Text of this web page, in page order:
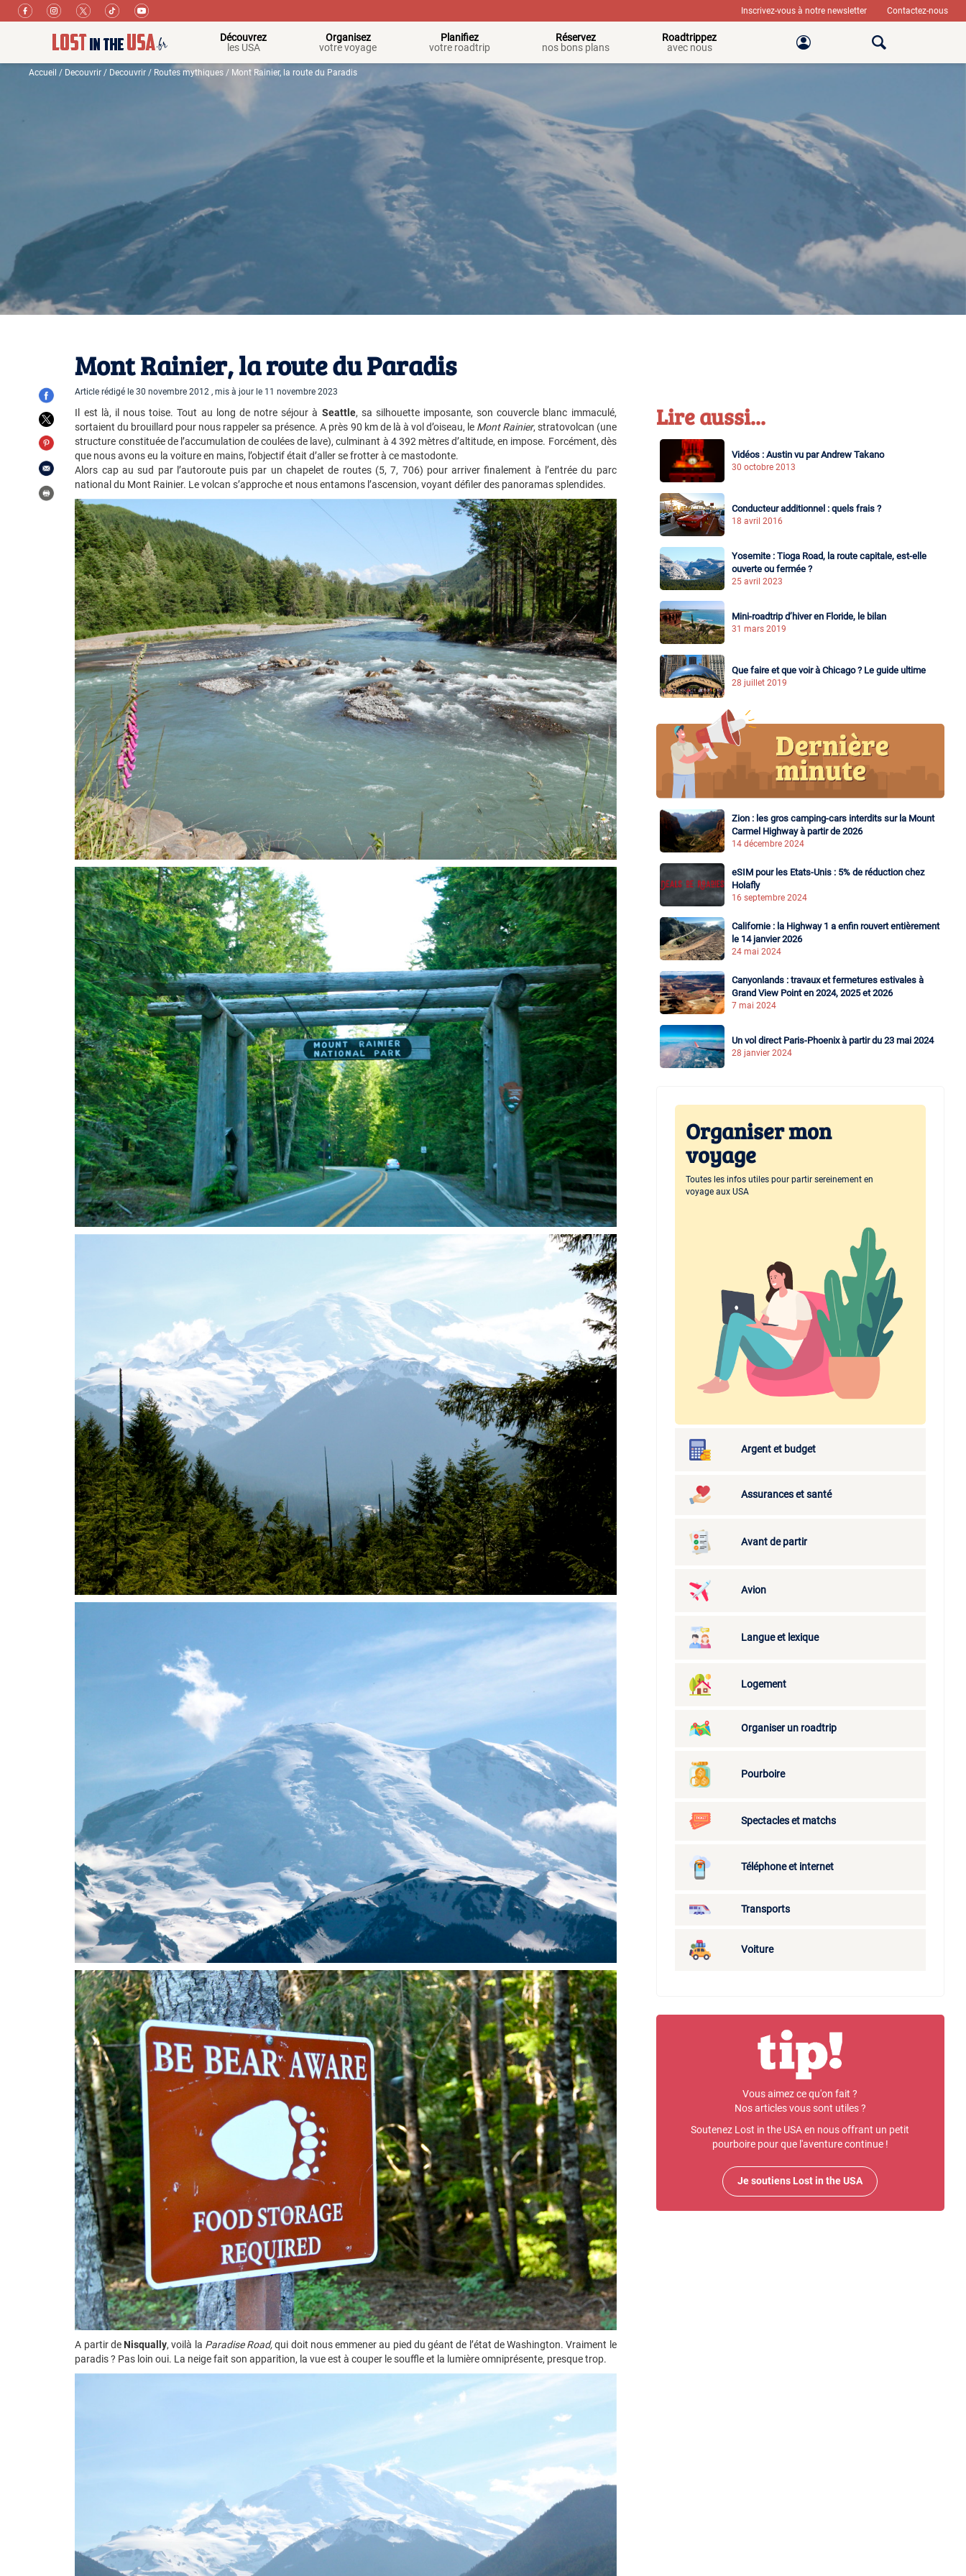
Inscrivez-vous à notre newsletter Contactez-nous
Découvrez
les USA
Organisez
votre voyage
Planifiez
votre roadtrip
Réservez
nos bons plans
Roadtrippez
avec nous
Accueil / Decouvrir / Decouvrir / Routes mythiques / Mont Rainier, la route du Paradis
Mont Rainier, la route du Paradis
Article rédigé le 30 novembre 2012 , mis à jour le 11 novembre 2023
Il est là, il nous toise. Tout au long de notre séjour à Seattle, sa silhouette imposante, son couvercle blanc immaculé,
sortaient du brouillard pour nous rappeler sa présence. A près 90 km de là à vol d’oiseau, le Mont Rainier, stratovolcan (une
structure constituée de l’accumulation de coulées de lave), culminant à 4 392 mètres d’altitude, en impose. Forcément, dès
que nous avons eu la voiture en mains, l’objectif était d’aller se frotter à ce mastodonte.
Alors cap au sud par l’autoroute puis par un chapelet de routes (5, 7, 706) pour arriver finalement à l’entrée du parc
national du Mont Rainier. Le volcan s’approche et nous entamons l’ascension, voyant défiler des panoramas splendides.
A partir de Nisqually, voilà la Paradise Road,qui doit nous emmener au pied du géant de l’état de Washington. Vraiment le
paradis ? Pas loin oui. La neige fait son apparition, la vue est à couper le souffle et la lumière omniprésente, presque trop.
Lire aussi...
Vidéos : Austin vu par Andrew Takano
30 octobre 2013
Conducteur additionnel : quels frais ?
18 avril 2016
Yosemite : Tioga Road, la route capitale, est-elle
ouverte ou fermée ?
25 avril 2023
Mini-roadtrip d’hiver en Floride, le bilan
31 mars 2019
Que faire et que voir à Chicago ? Le guide ultime
28 juillet 2019
Zion : les gros camping-cars interdits sur la Mount
Carmel Highway à partir de 2026
14 décembre 2024
eSIM pour les Etats-Unis : 5% de réduction chez
Holafly
16 septembre 2024
Californie : la Highway 1 a enfin rouvert entièrement
le 14 janvier 2026
24 mai 2024
Canyonlands : travaux et fermetures estivales à
Grand View Point en 2024, 2025 et 2026
7 mai 2024
Un vol direct Paris-Phoenix à partir du 23 mai 2024
28 janvier 2024
Organiser mon
voyage
Toutes les infos utiles pour partir sereinement en
voyage aux USA
Argent et budget
Assurances et santé
Avant de partir
Avion
Langue et lexique
Logement
Organiser un roadtrip
Pourboire
Spectacles et matchs
Téléphone et internet
Transports
Voiture
Vous aimez ce qu'on fait ?
Nos articles vous sont utiles ?
Soutenez Lost in the USA en nous offrant un petit
pourboire pour que l'aventure continue !
Je soutiens Lost in the USA